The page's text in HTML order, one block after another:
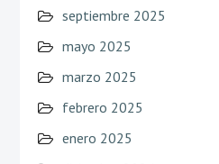
septiembre 2025
mayo 2025
marzo 2025
febrero 2025
enero 2025